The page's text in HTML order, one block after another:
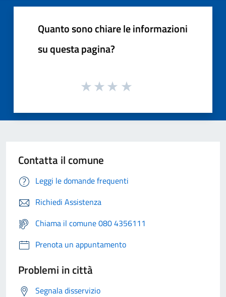
Quanto sono chiare le informazioni
su questa pagina?
Contatta il comune
Leggi le domande frequenti
Richiedi Assistenza
Chiama il comune 080 4356111
Prenota un appuntamento
Problemi in città
Segnala disservizio